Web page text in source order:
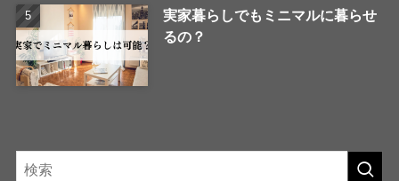
実家暮らしでもミニマルに暮らせ
るの？